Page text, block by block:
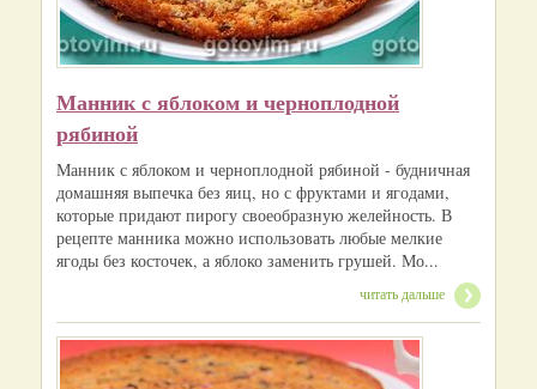
Манник с яблоком и черноплодной
рябиной
Манник с яблоком и черноплодной рябиной - будничная
домашняя выпечка без яиц, но с фруктами и ягодами,
которые придают пирогу своеобразную желейность. В
рецепте манника можно использовать любые мелкие
ягоды без косточек, а яблоко заменить грушей. Мо...
читать дальше